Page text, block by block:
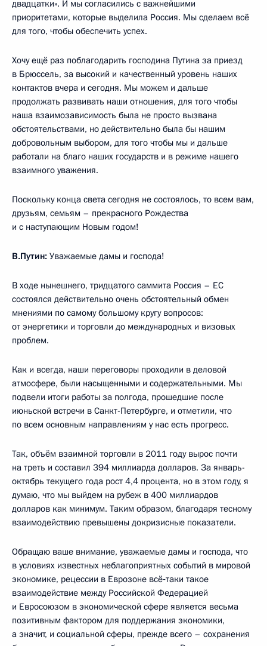
двадцатки». И мы согласились с важнейшими
приоритетами, которые выделила Россия. Мы сделаем всё
для того, чтобы обеспечить успех.
Хочу ещё раз поблагодарить господина Путина за приезд
в Брюссель, за высокий и качественный уровень наших
контактов вчера и сегодня. Мы можем и дальше
продолжать развивать наши отношения, для того чтобы
наша взаимозависимость была не просто вызвана
обстоятельствами, но действительно была бы нашим
добровольным выбором, для того чтобы мы и дальше
работали на благо наших государств и в режиме нашего
взаимного уважения.
Поскольку конца света сегодня не состоялось, то всем вам,
друзьям, семьям – прекрасного Рождества
и с наступающим Новым годом!
В.Путин: Уважаемые дамы и господа!
В ходе нынешнего, тридцатого саммита Россия – ЕС
состоялся действительно очень обстоятельный обмен
мнениями по самому большому кругу вопросов:
от энергетики и торговли до международных и визовых
проблем.
Как и всегда, наши переговоры проходили в деловой
атмосфере, были насыщенными и содержательными. Мы
подвели итоги работы за полгода, прошедшие после
июньской встречи в Санкт-Петербурге, и отметили, что
по всем основным направлениям у нас есть прогресс.
Так, объём взаимной торговли в 2011 году вырос почти
на треть и составил 394 миллиарда долларов. За январь-
октябрь текущего года рост 4,4 процента, но в этом году, я
думаю, что мы выйдем на рубеж в 400 миллиардов
долларов как минимум. Таким образом, благодаря тесному
взаимодействию превышены докризисные показатели.
Обращаю ваше внимание, уважаемые дамы и господа, что
в условиях известных неблагоприятных событий в мировой
экономике, рецессии в Еврозоне всё‑таки такое
взаимодействие между Российской Федерацией
и Евросоюзом в экономической сфере является весьма
позитивным фактором для поддержания экономики,
а значит, и социальной сферы, прежде всего – сохранения